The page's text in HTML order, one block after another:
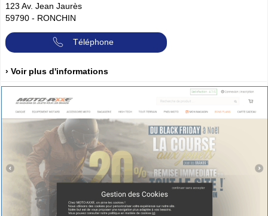
123 Av. Jean Jaurès
59790 - RONCHIN
Téléphone
› Voir plus d'informations